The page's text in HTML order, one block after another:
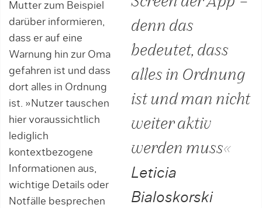
denn das
bedeutet, dass
alles in Ordnung
ist und man nicht
weiter aktiv
werden muss«
Leticia
Bialoskorski
Mutter zum Beispiel
darüber informieren,
dass er auf eine
Warnung hin zur Oma
gefahren ist und dass
dort alles in Ordnung
ist. »Nutzer tauschen
hier voraussichtlich
lediglich
kontextbezogene
Informationen aus,
wichtige Details oder
Notfälle besprechen